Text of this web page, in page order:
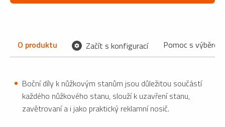
O produktu Začít s konfigurací Pomoc s výběrem
Boční díly k nůžkovým stanům jsou důležitou součástí
každého nůžkového stanu, slouží k uzavření stanu,
zavětrovaní a i jako praktický reklamní nosič.